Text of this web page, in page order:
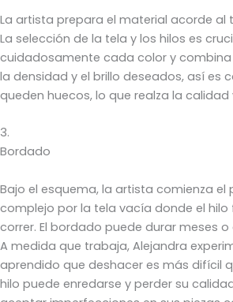
La artista prepara el material acorde al
La selección de la tela y los hilos es
cuidadosamente cada color y
la densidad y el brillo deseados, así es
queden huecos, lo que realza la
3.
Bordado
Bajo el esquema, la artista comienza el
complejo por la tela vacía donde el
correr. El bordado puede durar meses
A medida que trabaja, Alejandra
aprendido que deshacer es más difícil
hilo puede enredarse y perder su